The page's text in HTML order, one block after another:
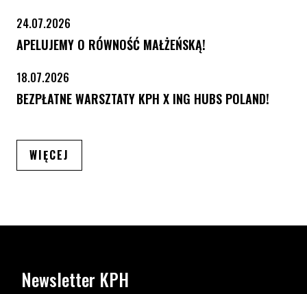
24.07.2026
APELUJEMY O RÓWNOŚĆ MAŁŻEŃSKĄ!
18.07.2026
BEZPŁATNE WARSZTATY KPH X ING HUBS POLAND!
WIĘCEJ
Newsletter KPH